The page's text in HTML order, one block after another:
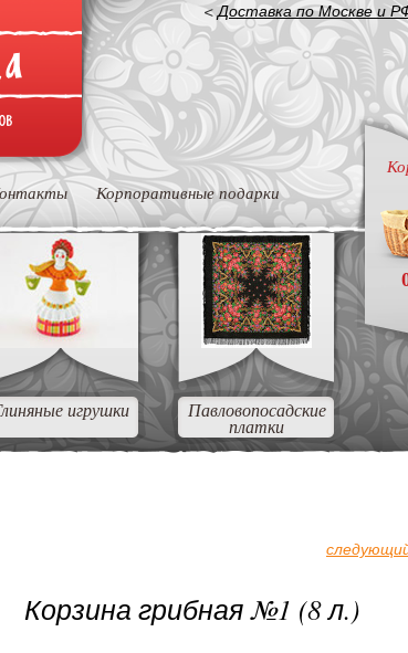
<Доставка по Москве и
Корпоративные подарки
игрушки Павловопосадские
платки
Корзина грибная №1 (8 л.)